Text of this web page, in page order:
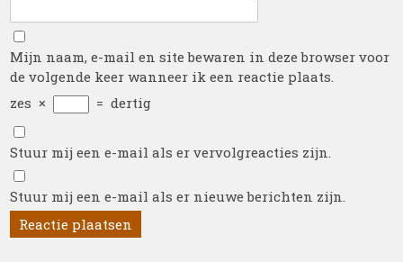
Mijn naam, e-mail en site bewaren in deze browser voor
de volgende keer wanneer ik een reactie plaats.
zes × = dertig
Stuur mij een e-mail als er vervolgreacties zijn.
Stuur mij een e-mail als er nieuwe berichten zijn.